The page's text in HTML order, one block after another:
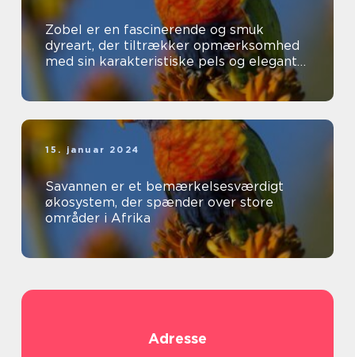
Zobel er en fascinerende og smuk
dyreart, der tiltrækker opmærksomhed
med sin karakteristiske pels og elegante
udseende
15. januar 2024
Savannen er et bemærkelsesværdigt
økosystem, der spænder over store
områder i Afrika
Adresse